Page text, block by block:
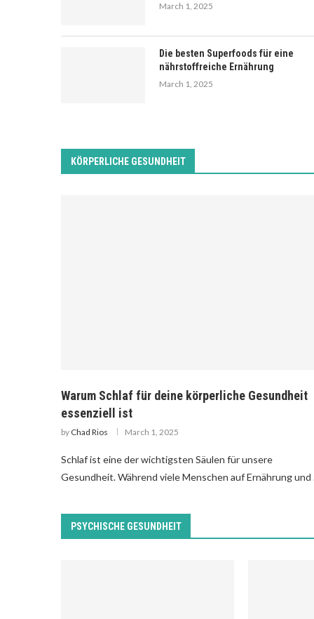
March 1, 2025
Die besten Superfoods für eine
nährstoffreiche Ernährung
March 1, 2025
KÖRPERLICHE GESUNDHEIT
Warum Schlaf für deine körperliche Gesundheit
essenziell ist
by Chad Rios March 1, 2025
Schlaf ist eine der wichtigsten Säulen für unsere
Gesundheit. Während viele Menschen auf Ernährung und
PSYCHISCHE GESUNDHEIT